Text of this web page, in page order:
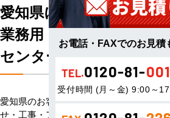
愛知県にお住まい・お勤
業務用・住宅用エアコン
センターACへようこそ
愛知県のお客様へハウジングエアコン・
せ・工事・アフターサービスまで一貫し
お電話・FAXでのお見積
TEL.0120-81-
受付時間 (月～金) 9:00～